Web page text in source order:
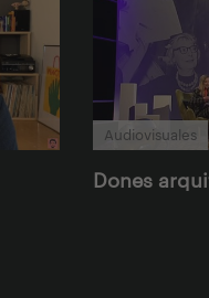
Audiovisuales
Dones